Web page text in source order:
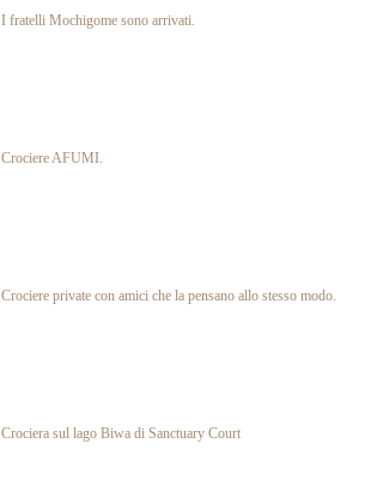
I fratelli Mochigome sono arrivati.
Crociere AFUMI.
Crociere private con amici che la pensano allo stesso modo.
Crociera sul lago Biwa di Sanctuary Court